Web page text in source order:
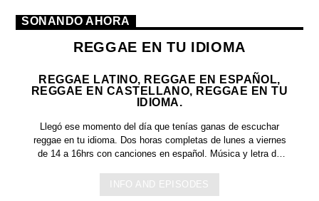
SONANDO AHORA
REGGAE EN TU IDIOMA
REGGAE LATINO, REGGAE EN ESPAÑOL,
REGGAE EN CASTELLANO, REGGAE EN TU
IDIOMA.
Llegó ese momento del día que tenías ganas de escuchar
reggae en tu idioma. Dos horas completas delunes a viernes
de 14 a 16hrs con canciones en español. Música y letra de
Países que tienen el español como idioma oficial: Argentina,
México, España, Perú, Chile, Ecuador, Bolivia, Honduras, El
INFO AND EPISODES